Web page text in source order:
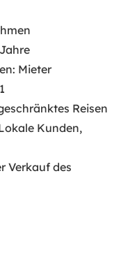
: Mieter
Reisen
Kunden,
Verkauf des